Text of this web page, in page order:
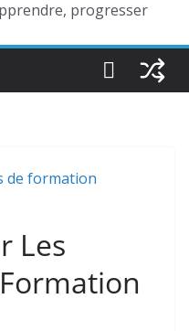
progresser
Les